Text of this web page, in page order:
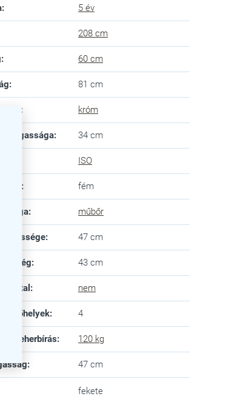
: 5 év
208 cm
: 60 cm
: 81 cm
: króm
magassága: 34 cm
ISO
: fém
: műbőr
: 47 cm
: 43 cm
asztal : nem
ülőhelyek: 4
teherbírás: 120 kg
: 47 cm
fekete